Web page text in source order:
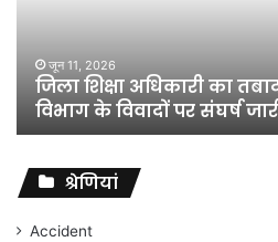
शिक्षा
विभाग
विवादों
संघर्ष
जारी
रहेगा
जून 11, 2026
जिला शिक्षा अधिकारी का
विभाग के विवादों पर संघर्ष
श्रेणियां
Accident